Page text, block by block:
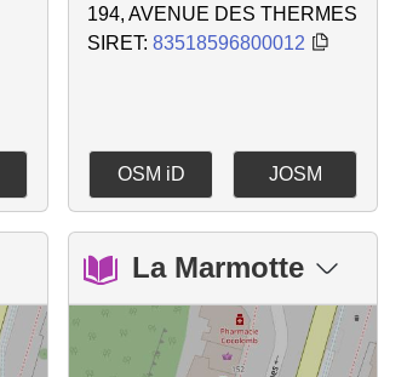
194, AVENUE DES THERMES
SIRET: 83518596800012
OSM iD JOSM
La Marmotte